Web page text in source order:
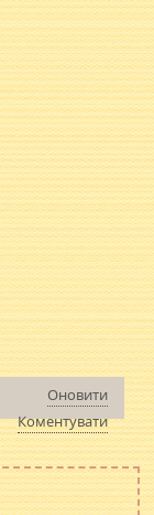
Оновити
Коментувати